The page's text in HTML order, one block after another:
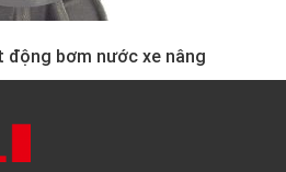
động bơm nước xe nâng